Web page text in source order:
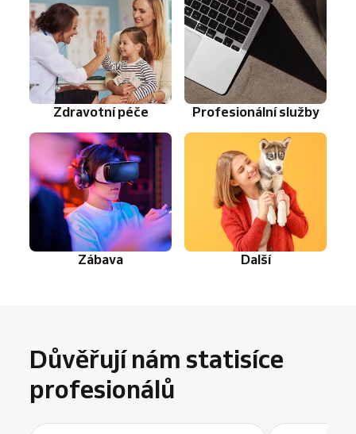
Zdravotní péče Profesionální služby
Zábava Další
Důvěřují nám statisíce
profesionálů